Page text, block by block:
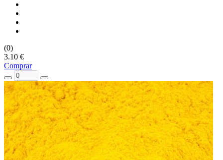
(0)
3.10 €
Comprar